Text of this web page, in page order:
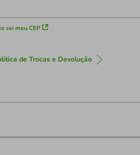
sei meu CEP
de Trocas e Devolução